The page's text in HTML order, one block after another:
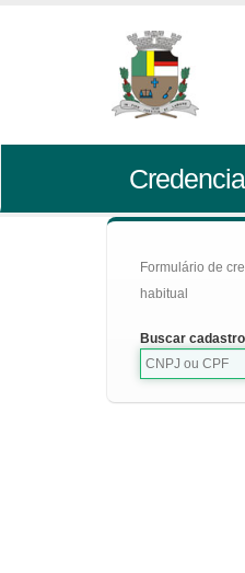
Formulário de
habitual
Buscar